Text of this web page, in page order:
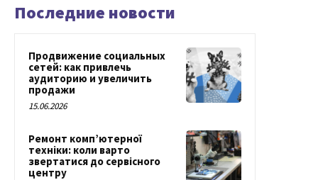
Последние новости
Продвижение социальных
сетей: как привлечь
аудиторию и увеличить
продажи
15.06.2026
Ремонт комп’ютерної
техніки: коли варто
звертатися до сервісного
центру